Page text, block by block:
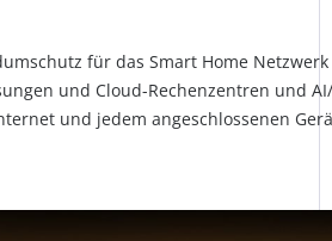
für das Smart Home
und Cloud-Rechenzentren und
und jedem angeschlossenen